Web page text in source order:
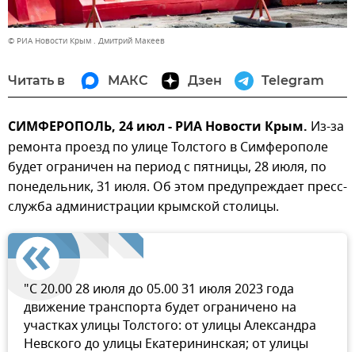
© РИА Новости Крым . Дмитрий Макеев
Читать в МАКС Дзен Telegram
СИМФЕРОПОЛЬ, 24 июл - РИА Новости Крым. Из-за
ремонта проезд по улице Толстого в Симферополе
будет ограничен на период с пятницы, 28 июля, по
понедельник, 31 июля. Об этом предупреждает пресс-
служба администрации крымской столицы.
"С 20.00 28 июля до 05.00 31 июля 2023 года
движение транспорта будет ограничено на
участках улицы Толстого: от улицы Александра
Невского до улицы Екатерининская; от улицы